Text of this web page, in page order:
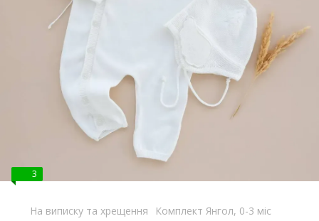
3
На виписку та хрещення Комплект Янгол, 0-3 міс